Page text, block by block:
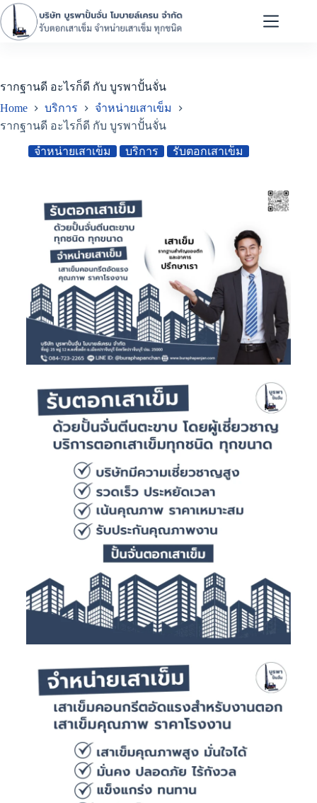
รากฐานดี อะไรก็ดี กับ บูรพาปั้นจั่น
Home
บริการ
จำหน่ายเสาเข็ม
รากฐานดี อะไรก็ดี กับ บูรพาปั้นจั่น
จำหน่ายเสาเข็ม บริการ รับตอกเสาเข็ม